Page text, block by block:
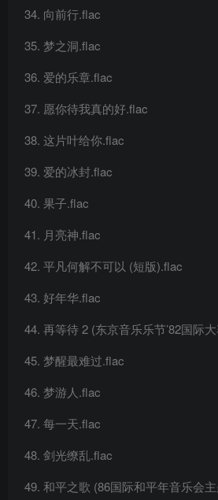
向前行.flac
梦之洞.flac
爱的乐章.flac
愿你待我真的好.flac
这片叶给你.flac
爱的冰封.flac
果子.flac
月亮神.flac
平凡何解不可以 (短版).flac
好年华.flac
再等待 2 (东京音乐乐节’82国际
梦醒最难过.flac
梦游人.flac
每一天.flac
剑光缭乱.flac
和平之歌 (86国际和平年音乐会